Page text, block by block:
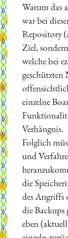
Warum das
war bei
Repository
Ziel,
welche bei
geschützten
einzelne
Verhängnis.
Folglich
und
die
des Angriffs
die Backups
eben